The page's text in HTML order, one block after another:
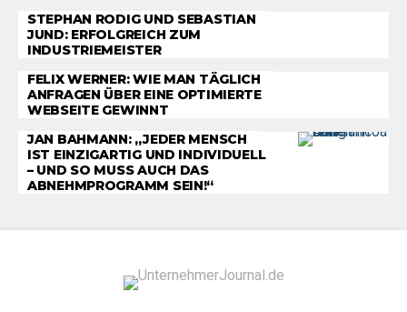
STEPHAN RODIG UND SEBASTIAN
JUND: ERFOLGREICH ZUM
INDUSTRIEMEISTER
FELIX WERNER: WIE MAN TÄGLICH
ANFRAGEN ÜBER EINE OPTIMIERTE
WEBSEITE GEWINNT
JAN BAHMANN: „JEDER MENSCH
IST EINZIGARTIG UND INDIVIDUELL
– UND SO MUSS AUCH DAS
ABNEHMPROGRAMM SEIN!“